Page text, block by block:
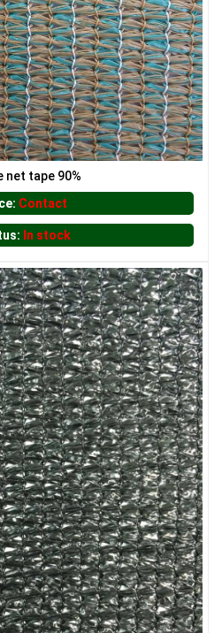
net tape 90%
Contact
In stock